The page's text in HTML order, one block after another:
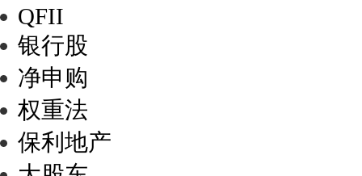
QFII
银行股
净申购
权重法
保利地产